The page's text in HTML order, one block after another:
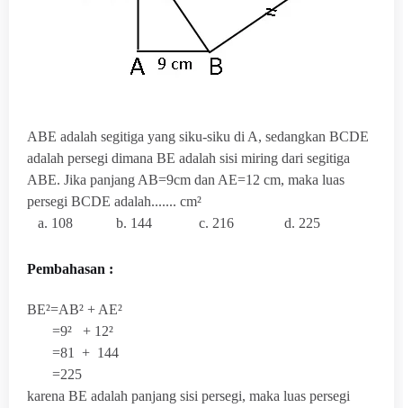
ABE adalah segitiga yang siku-siku di A, sedangkan BCDE
adalah persegi dimana BE adalah sisi miring dari segitiga
ABE. Jika panjang AB=9cm dan AE=12 cm, maka luas
persegi BCDE adalah....... cm²
a. 108 b. 144 c. 216 d. 225
Pembahasan :
BE²=AB² + AE²
=9² + 12²
=81 + 144
=225
karena BE adalah panjang sisi persegi, maka luas persegi